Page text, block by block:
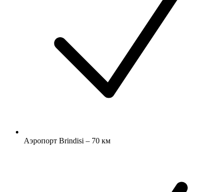
Аэропорт Brindisi – 70 км